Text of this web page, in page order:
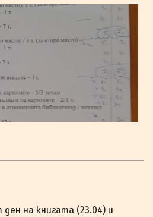
на книгата (23.04) и